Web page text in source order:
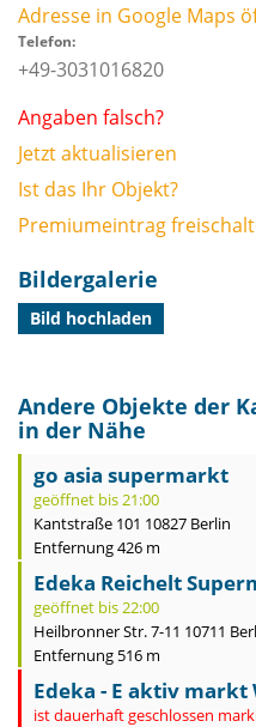
Adresse in Google Maps
Telefon:
+49-3031016820
Angaben falsch?
Jetzt aktualisieren
Ist das Ihr Objekt?
Premiumeintrag
Bildergalerie
Bild hochladen
Andere Objekte der
in der Nähe
go asia supermarkt
geöffnet bis 21:00
Kantstraße 101 10827 Berlin
Entfernung 426 m
Edeka Reichelt
geöffnet bis 22:00
Heilbronner Str. 7-11 10711
Entfernung 516 m
Edeka - E aktiv markt
ist dauerhaft geschlossen